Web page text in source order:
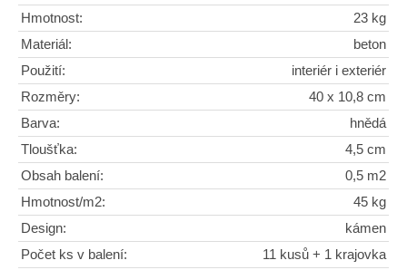
Hmotnost:
23 kg
Materiál:
beton
Použití:
interiér i exteriér
Rozměry:
40 x 10,8 cm
Barva:
hnědá
Tloušťka:
4,5 cm
Obsah balení:
0,5 m2
Hmotnost/m2:
45 kg
Design:
kámen
Počet ks v balení:
11 kusů + 1 krajovka